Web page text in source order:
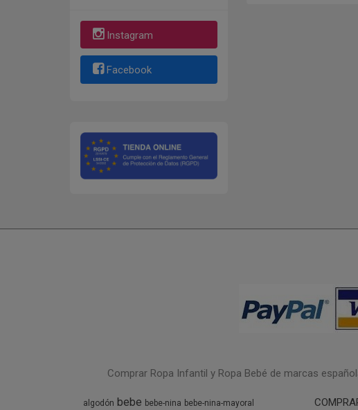
Instagram
Facebook
Comprar Ropa Infantil y Ropa Bebé de marcas
algodón bebe bebe-nina bebe-nina-mayoral